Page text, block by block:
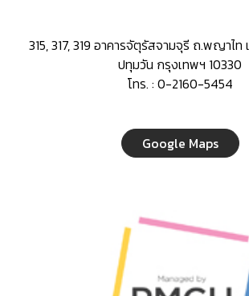
315, 317, 319 อาคารจัตุรัสจามจุรี ถ.พญาไ
ปทุมวัน กรุงเทพฯ 10330
โทร. : 0-2160-5454
Google Maps